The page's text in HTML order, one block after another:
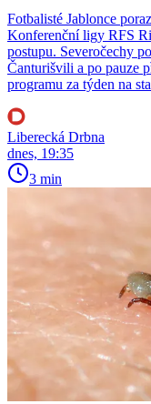
Fotbalisté Jablonce
Konferenční ligy RFS
postupu. Severočechy
Čanturišvili a po pauze
programu za týden na
Liberecká Drbna
dnes, 19:35
3 min